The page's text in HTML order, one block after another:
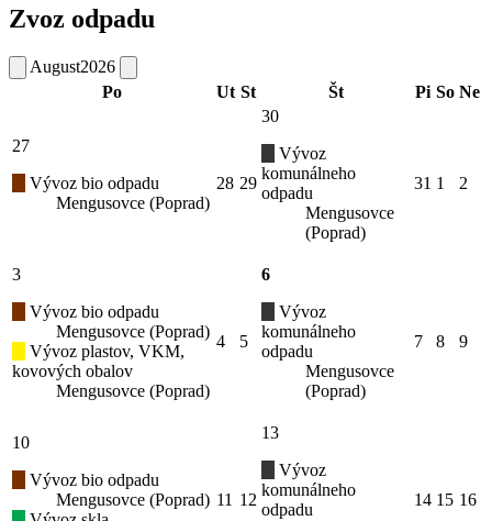
Zvoz odpadu
August2026
Po
Ut St Št Pi So Ne
27
Vývoz bio odpadu
Mengusovce (Poprad)
28 29
30
Vývoz
komunálneho
odpadu
Mengusovce
(Poprad)
31 1 2
3
Vývoz bio odpadu
Mengusovce (Poprad)
Vývoz plastov, VKM,
kovových obalov
Mengusovce (Poprad)
4 5
6
Vývoz
komunálneho
odpadu
Mengusovce
(Poprad)
7 8 9
10
Vývoz bio odpadu
Mengusovce (Poprad) 11 12
13
Vývoz
komunálneho
odpadu
14 15 16